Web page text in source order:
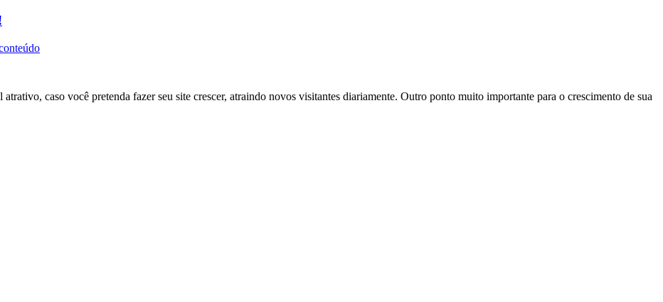
caso você pretenda fazer seu site crescer, atraindo novos visitantes diariamente. Outro ponto muito importante para o crescimento de sua